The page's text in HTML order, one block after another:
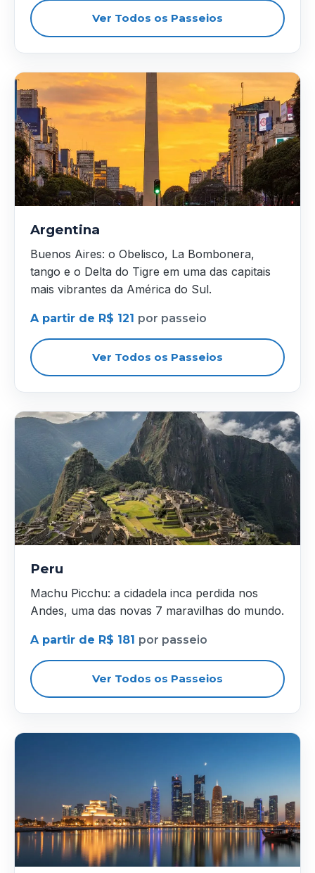
Ver Todos os Passeios
Argentina
Buenos Aires: o Obelisco, La Bombonera,
tango e o Delta do Tigre em uma das capitais
mais vibrantes da América do Sul.
A partir de R$ 121 por passeio
Ver Todos os Passeios
Peru
Machu Picchu: a cidadela inca perdida nos
Andes, uma das novas 7 maravilhas do mundo.
A partir de R$ 181 por passeio
Ver Todos os Passeios